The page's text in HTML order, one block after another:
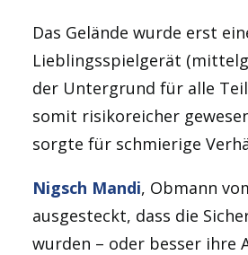
Das Gelände wurde erst
Lieblingsspielgerät
der Untergrund für alle
somit risikoreicher
sorgte für schmierige
Nigsch Mandi, Obmann
ausgesteckt, dass die
wurden – oder besser ihre